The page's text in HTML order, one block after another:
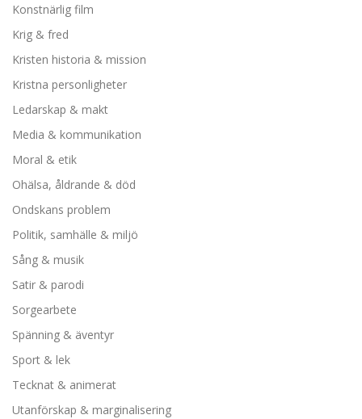
Konstnärlig film
Krig & fred
Kristen historia & mission
Kristna personligheter
Ledarskap & makt
Media & kommunikation
Moral & etik
Ohälsa, åldrande & död
Ondskans problem
Politik, samhälle & miljö
Sång & musik
Satir & parodi
Sorgearbete
Spänning & äventyr
Sport & lek
Tecknat & animerat
Utanförskap & marginalisering